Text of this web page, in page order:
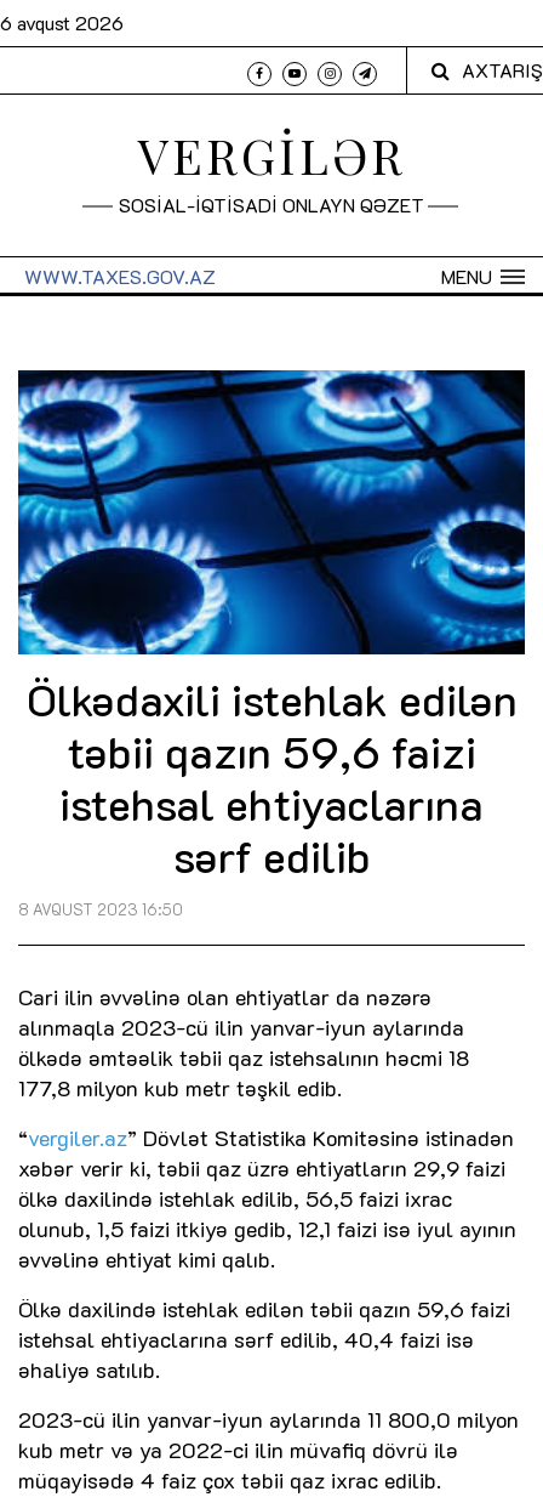
6 avqust 2026
AXTARIŞ
VERGİLƏR
SOSİAL-İQTİSADİ ONLAYN QƏZET
MENU
WWW.TAXES.GOV.AZ
Ölkədaxili istehlak edilən
təbii qazın 59,6 faizi
istehsal ehtiyaclarına
sərf edilib
8 AVQUST 2023 16:50
Cari ilin əvvəlinə olan ehtiyatlar da nəzərə
alınmaqla 2023-cü ilin yanvar-iyun aylarında
ölkədə əmtəəlik təbii qaz istehsalının həcmi 18
177,8 milyon kub metr təşkil edib.
“vergiler.az” Dövlət Statistika Komitəsinə istinadən
xəbər verir ki, təbii qaz üzrə ehtiyatların 29,9 faizi
ölkə daxilində istehlak edilib, 56,5 faizi ixrac
olunub, 1,5 faizi itkiyə gedib, 12,1 faizi isə iyul ayının
əvvəlinə ehtiyat kimi qalıb.
Ölkə daxilində istehlak edilən təbii qazın 59,6 faizi
istehsal ehtiyaclarına sərf edilib, 40,4 faizi isə
əhaliyə satılıb.
2023-cü ilin yanvar-iyun aylarında 11 800,0 milyon
kub metr və ya 2022-ci ilin müvafiq dövrü ilə
müqayisədə 4 faiz çox təbii qaz ixrac edilib.